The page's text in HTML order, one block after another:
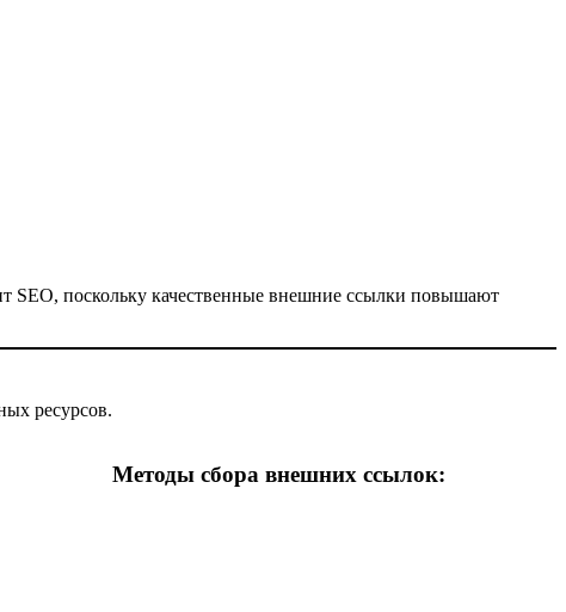
SEO, поскольку качественные внешние ссылки повышают
ресурсов.
Методы сбора внешних ссылок: